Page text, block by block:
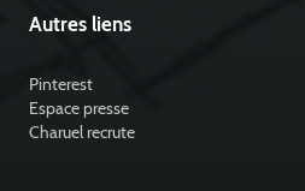
Autres liens
Pinterest
Espace presse
Charuel recrute